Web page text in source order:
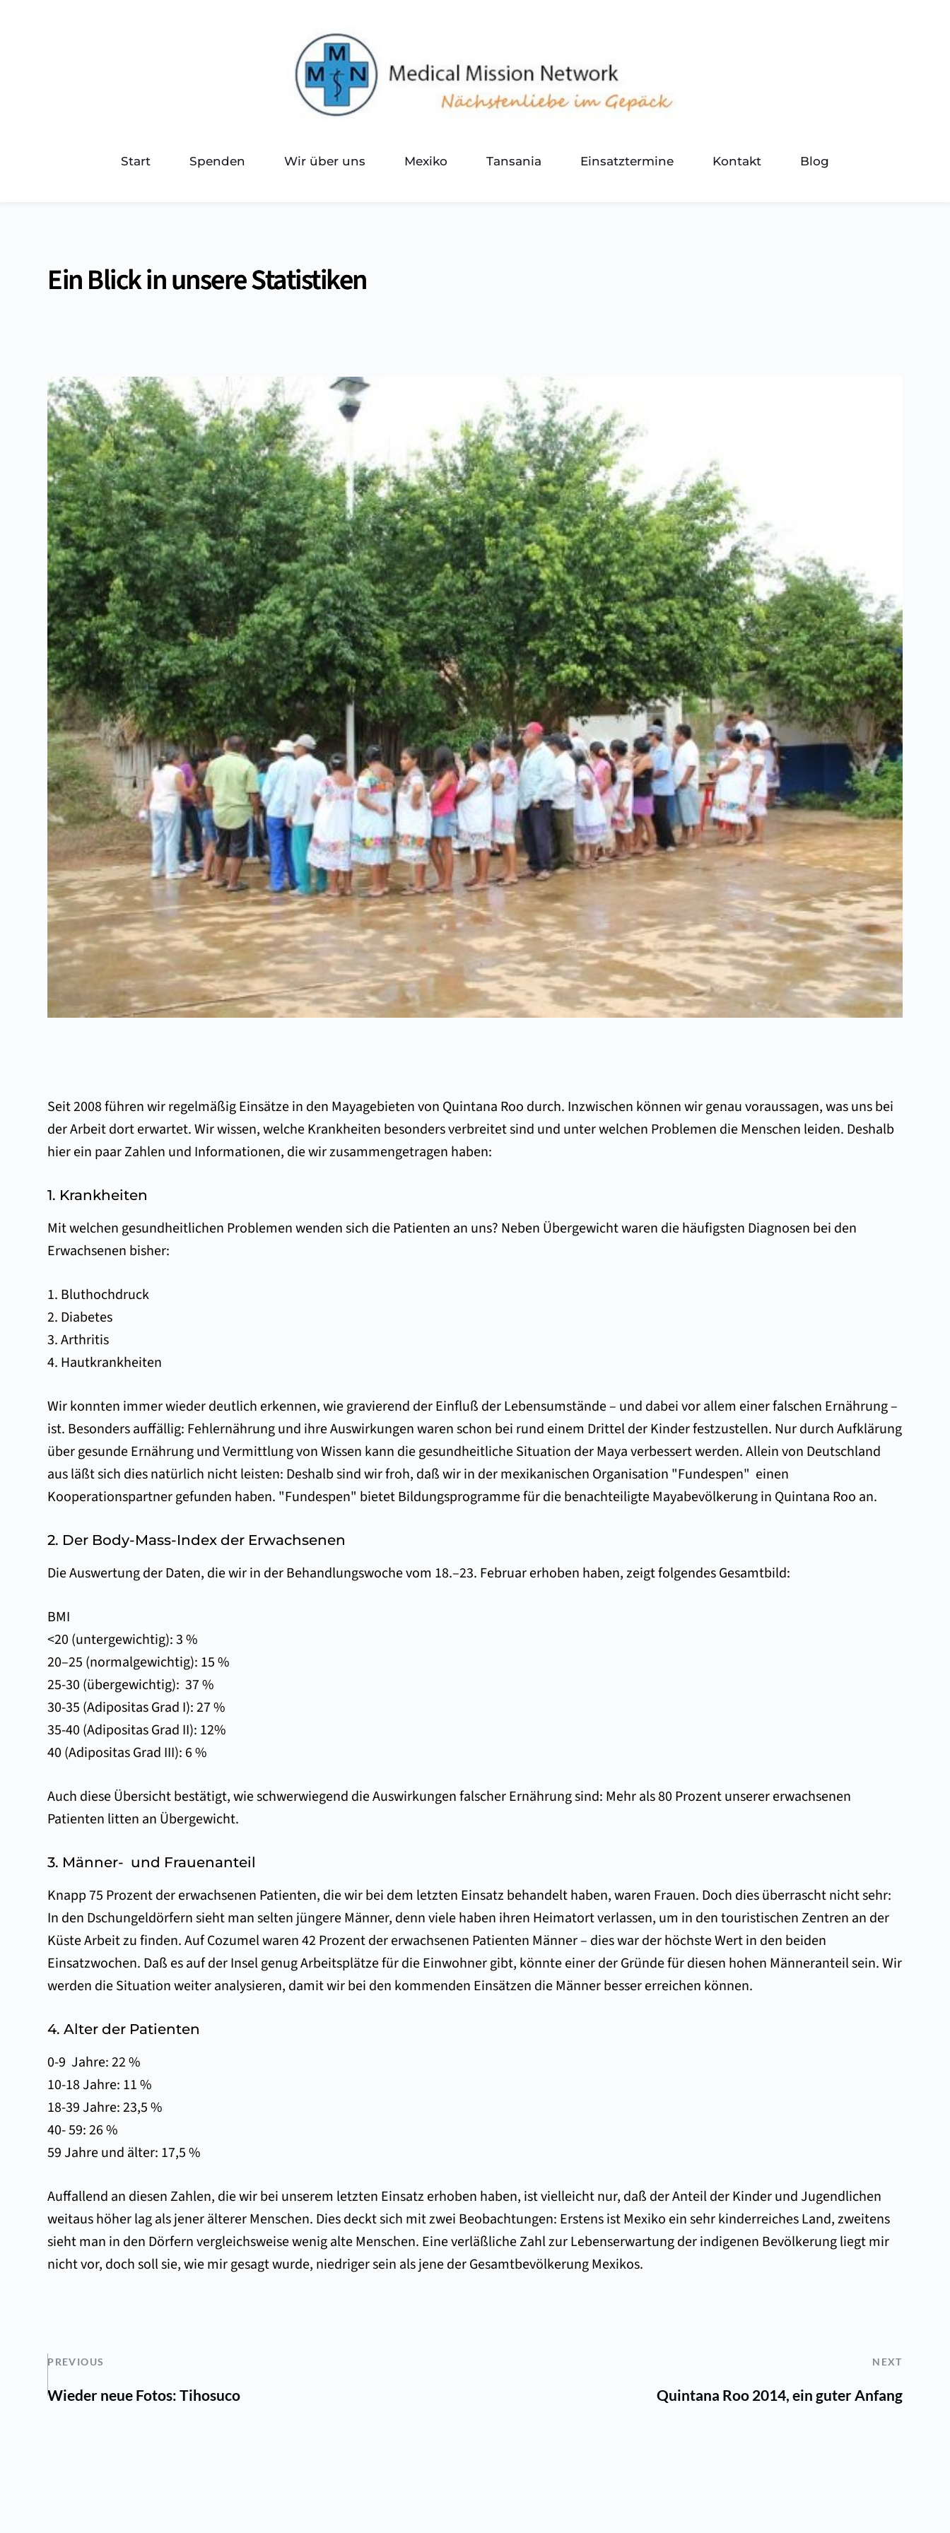
Start Spenden Wir über uns Mexiko Tansania Einsatztermine Kontakt Blog
Ein Blick in unsere Statistiken
Seit 2008 führen wir regelmäßig Einsätze in den Mayagebieten von Quintana Roo durch. Inzwischen können wir genau voraussagen, was uns bei
der Arbeit dort erwartet. Wir wissen, welche Krankheiten besonders verbreitet sind und unter welchen Problemen die Menschen leiden. Deshalb
hier ein paar Zahlen und Informationen, die wir zusammengetragen haben:
1. Krankheiten
Mit welchen gesundheitlichen Problemen wenden sich die Patienten an uns? Neben Übergewicht waren die häufigsten Diagnosen bei den
Erwachsenen bisher:
1. Bluthochdruck
2. Diabetes
3. Arthritis
4. Hautkrankheiten
Wir konnten immer wieder deutlich erkennen, wie gravierend der Einfluß der Lebensumstände – und dabei vor allem einer falschen Ernährung –
ist. Besonders auffällig: Fehlernährung und ihre Auswirkungen waren schon bei rund einem Drittel der Kinder festzustellen. Nur durch Aufklärung
über gesunde Ernährung und Vermittlung von Wissen kann die gesundheitliche Situation der Maya verbessert werden. Allein von Deutschland
aus läßt sich dies natürlich nicht leisten: Deshalb sind wir froh, daß wir in der mexikanischen Organisation "Fundespen" einen
Kooperationspartner gefunden haben. "Fundespen" bietet Bildungsprogramme für die benachteiligte Mayabevölkerung in Quintana Roo an.
2. Der Body-Mass-Index der Erwachsenen
Die Auswertung der Daten, die wir in der Behandlungswoche vom 18.–23. Februar erhoben haben, zeigt folgendes Gesamtbild:
BMI
<20 (untergewichtig): 3 %
20–25 (normalgewichtig): 15 %
25-30 (übergewichtig): 37 %
30-35 (Adipositas Grad I): 27 %
35-40 (Adipositas Grad II): 12%
40 (Adipositas Grad III): 6 %
Auch diese Übersicht bestätigt, wie schwerwiegend die Auswirkungen falscher Ernährung sind: Mehr als 80 Prozent unserer erwachsenen
Patienten litten an Übergewicht.
3. Männer- und Frauenanteil
Knapp 75 Prozent der erwachsenen Patienten, die wir bei dem letzten Einsatz behandelt haben, waren Frauen. Doch dies überrascht nicht sehr:
In den Dschungeldörfern sieht man selten jüngere Männer, denn viele haben ihren Heimatort verlassen, um in den touristischen Zentren an der
Küste Arbeit zu finden. Auf Cozumel waren 42 Prozent der erwachsenen Patienten Männer – dies war der höchste Wert in den beiden
Einsatzwochen. Daß es auf der Insel genug Arbeitsplätze für die Einwohner gibt, könnte einer der Gründe für diesen hohen Männeranteil sein. Wir
werden die Situation weiter analysieren, damit wir bei den kommenden Einsätzen die Männer besser erreichen können.
4. Alter der Patienten
0-9 Jahre: 22 %
10-18 Jahre: 11 %
18-39 Jahre: 23,5 %
40- 59: 26 %
59 Jahre und älter: 17,5 %
Auffallend an diesen Zahlen, die wir bei unserem letzten Einsatz erhoben haben, ist vielleicht nur, daß der Anteil der Kinder und Jugendlichen
weitaus höher lag als jener älterer Menschen. Dies deckt sich mit zwei Beobachtungen: Erstens ist Mexiko ein sehr kinderreiches Land, zweitens
sieht man in den Dörfern vergleichsweise wenig alte Menschen. Eine verläßliche Zahl zur Lebenserwartung der indigenen Bevölkerung liegt mir
nicht vor, doch soll sie, wie mir gesagt wurde, niedriger sein als jene der Gesamtbevölkerung Mexikos.
PREVIOUS NEXT
Wieder neue Fotos: Tihosuco Quintana Roo 2014, ein guter Anfang